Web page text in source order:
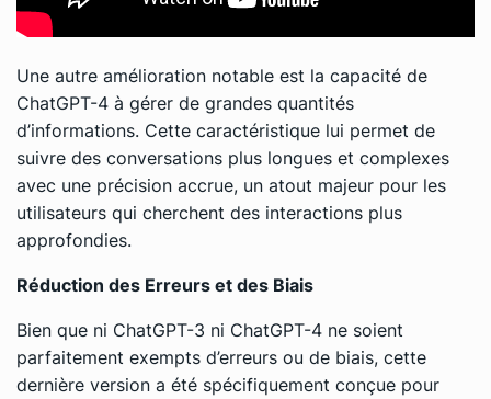
Une autre amélioration notable est la capacité de
ChatGPT-4 à gérer de grandes quantités
d’informations. Cette caractéristique lui permet de
suivre des conversations plus longues et complexes
avec une précision accrue, un atout majeur pour les
utilisateurs qui cherchent des interactions plus
approfondies.
Réduction des Erreurs et des Biais
Bien que ni ChatGPT-3 ni ChatGPT-4 ne soient
parfaitement exempts d’erreurs ou de biais, cette
dernière version a été spécifiquement conçue pour